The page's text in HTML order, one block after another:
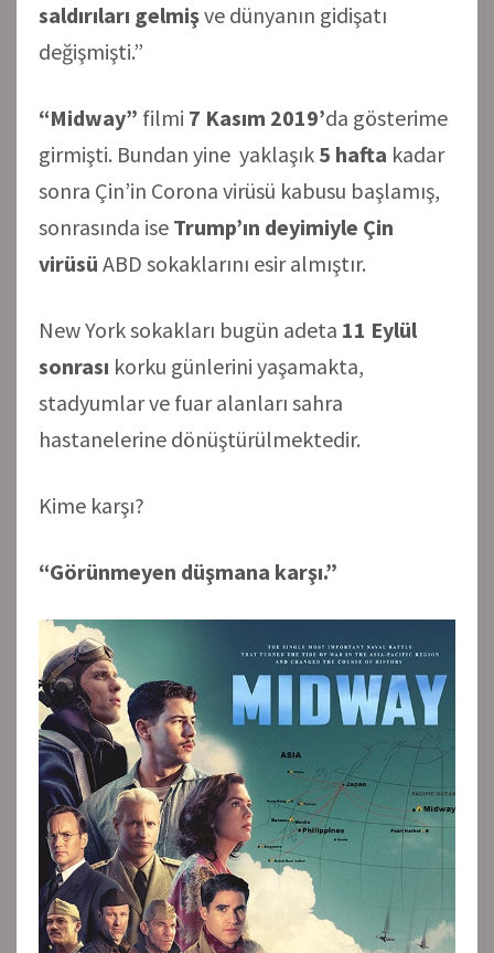
saldırıları gelmişve dünyanın gidişatı
değişmişti.”
“Midway” filmi 7 Kasım 2019’da gösterime
girmişti. Bundan yine yaklaşık 5 hafta kadar
sonra Çin’in Corona virüsü kabusu başlamış,
sonrasında ise Trump’ın deyimiyle Çin
virüsü ABD sokaklarını esir almıştır.
New York sokakları bugün adeta 11 Eylül
sonrası korku günlerini yaşamakta,
stadyumlar ve fuar alanları sahra
hastanelerine dönüştürülmektedir.
Kime karşı?
“Görünmeyen düşmana karşı.”